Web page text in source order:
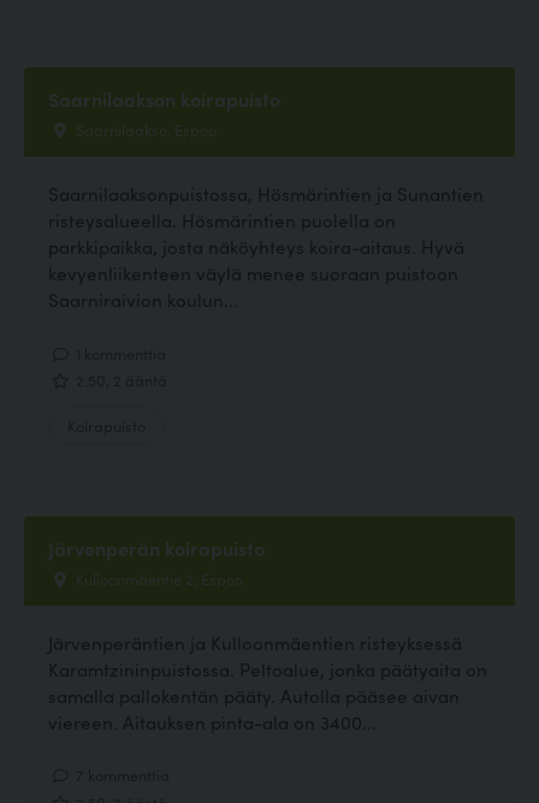
Saarnilaakson koirapuisto
Saarnilaakso, Espoo
Saarnilaaksonpuistossa, Hösmärintien ja Sunantien
risteysalueella. Hösmärintien puolella on
parkkipaikka, josta näköyhteys koira-aitaus. Hyvä
kevyenliikenteen väylä menee suoraan puistoon
Saarniraivion koulun...
Järvenperän koirapuisto
Kulloonmäentie 2, Espoo
Järvenperäntien ja Kulloonmäentien risteyksessä
Karamtzininpuistossa. Peltoalue, jonka päätyaita on
samalla pallokentän pääty. Autolla pääsee aivan
viereen. Aitauksen pinta-ala on 3400...